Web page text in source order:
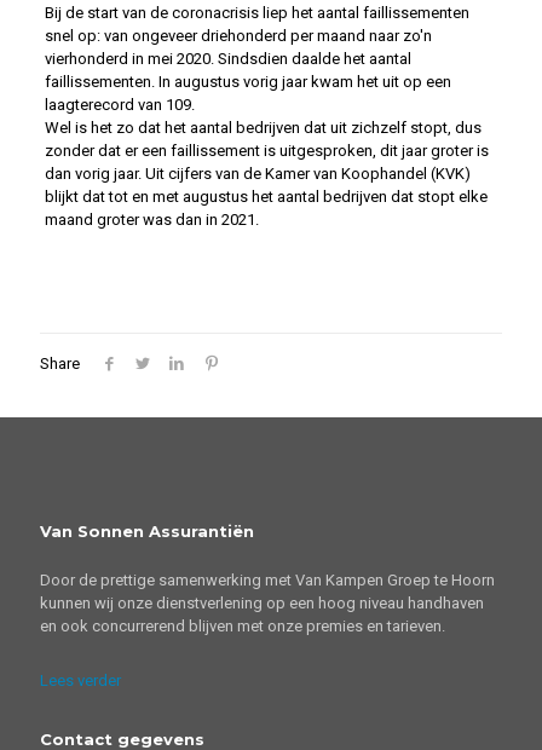
Bij de start van de coronacrisis liep het aantal faillissementen
snel op: van ongeveer driehonderd per maand naar zo'n
vierhonderd in mei 2020. Sindsdien daalde het aantal
faillissementen. In augustus vorig jaar kwam het uit op een
laagterecord van 109.
Wel is het zo dat het aantal bedrijven dat uit zichzelf stopt, dus
zonder dat er een faillissement is uitgesproken, dit jaar groter is
dan vorig jaar. Uit cijfers van de Kamer van Koophandel (KVK)
blijkt dat tot en met augustus het aantal bedrijven dat stopt elke
maand groter was dan in 2021.
Share
Van Sonnen Assurantiën
Door de prettige samenwerking met Van Kampen Groep te Hoorn
kunnen wij onze dienstverlening op een hoog niveau handhaven
en ook concurrerend blijven met onze premies en tarieven.
Lees verder
Contact gegevens